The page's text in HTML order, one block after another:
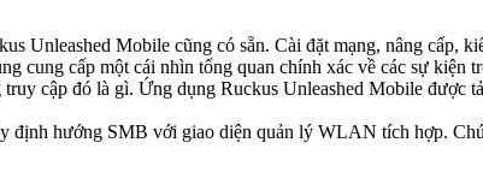
Unleashed Mobile cũng có sẵn. Cài đặt mạng, nâng cấp,
cung cấp một cái nhìn tổng quan chính xác về các sự
cập đó là gì. Ứng dụng Ruckus Unleashed Mobile được
định hướng SMB với giao diện quản lý WLAN tích hợp.